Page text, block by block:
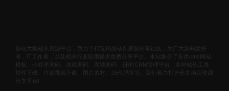
源站大集站长资源平台，致力于打造精品站长资源分享社区，为广大源码爱好
者，IT工作者，以及相关行业应用提供免费分享平台。本站集合了各类cms网站
模板、小程序源码、游戏源码、商城源码、ERP,CRM管理平台、各种站长工具
软件下载、音频视频下载、图片素材、JS代码等等。我们着力打造长久稳定资源
分享平台!